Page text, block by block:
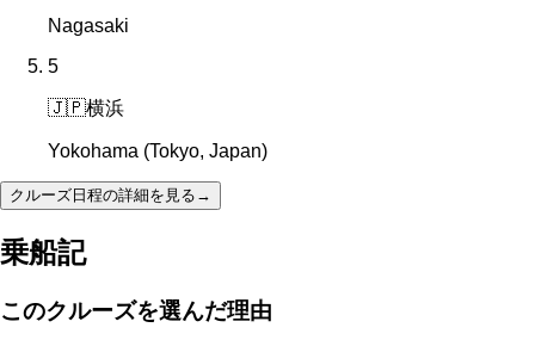
Nagasaki
5
🇯🇵横浜
Yokohama (Tokyo, Japan)
クルーズ日程の詳細を見る →
乗船記
このクルーズを選んだ理由